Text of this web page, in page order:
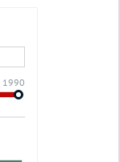
1990